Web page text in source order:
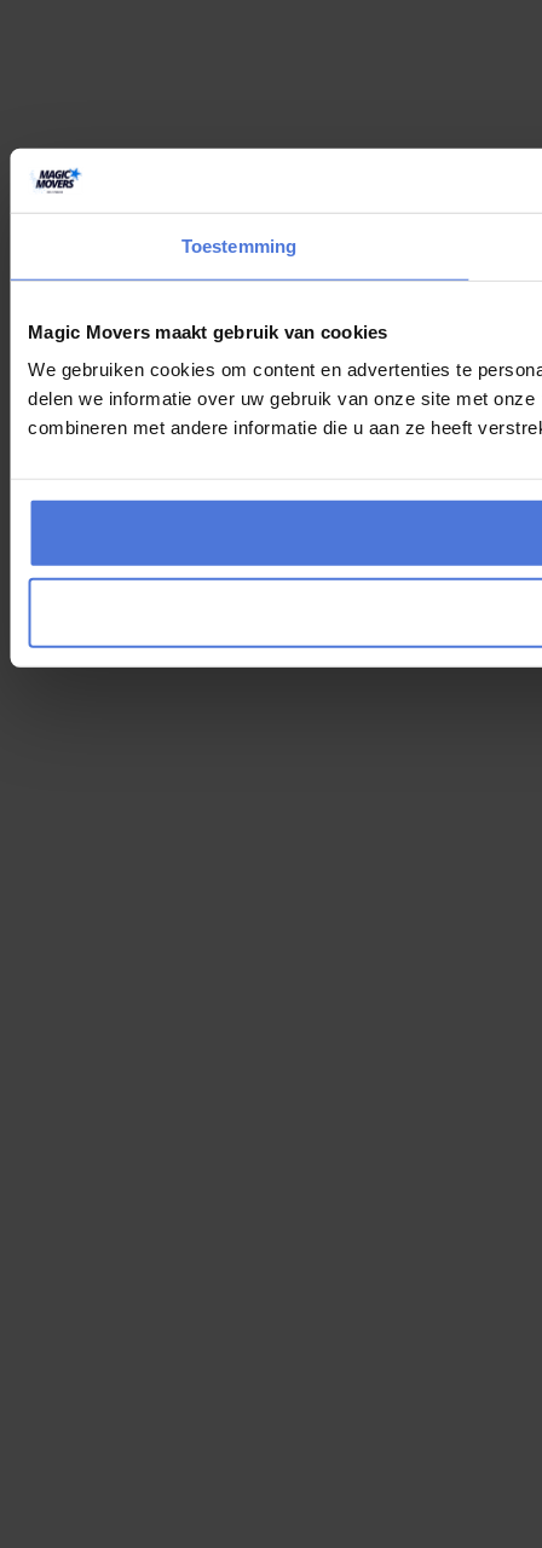
Toestemming
Magic Movers maakt gebruik van cookies
We gebruiken cookies om content en advertenties te
delen we informatie over uw gebruik van onze site met
combineren met andere informatie die u aan ze heeft